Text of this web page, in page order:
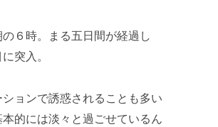
６時。まる五日間が経過し
突入。
ションで誘惑されることも多い
的には淡々と過ごせているん